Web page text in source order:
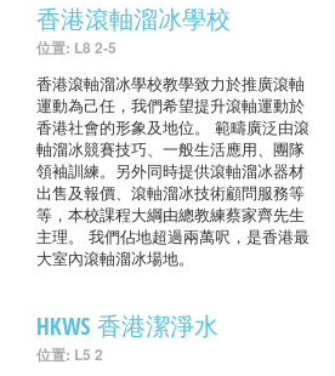
香港滾軸溜冰學校
位置: L8 2-5
香港滾軸溜冰學校教學致力於推廣滾軸
運動為己任，我們希望提升滾軸運動於
香港社會的形象及地位。 範疇廣泛由滾
軸溜冰競賽技巧、一般生活應用、團隊
領袖訓練。另外同時提供滾軸溜冰器材
出售及報價、滾軸溜冰技術顧問服務等
等，本校課程大綱由總教練蔡家齊先生
主理。 我們佔地超過兩萬呎，是香港最
大室內滾軸溜冰場地。
HKWS 香港潔淨水
位置: L5 2